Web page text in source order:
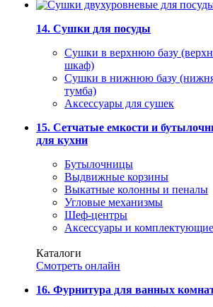
14. Сушки для посуды
Сушки в верхнюю базу
шкаф)
Сушки в нижнюю базу
тумба)
Аксессуары для сушек
15. Сетчатые емкости и
для кухни
Бутылочницы
Выдвижные корзины
Выкатные колонны и пеналы
Угловые механизмы
Шеф-центры
Аксессуары и комплектующие
Каталоги
Смотреть онлайн
16. Фурнитура для ванных